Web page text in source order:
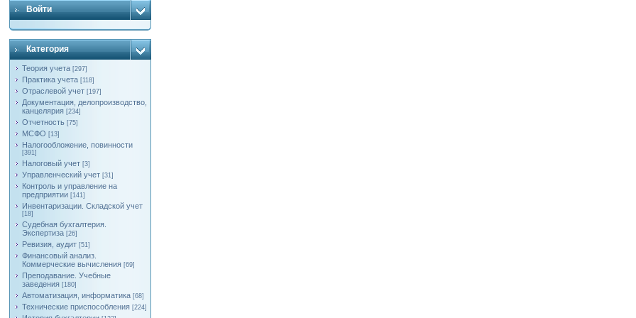
Войти
Категория
Теория учета [297]
Практика учета [118]
Отраслевой учет [197]
Документация, делопроизводство,
канцелярия [234]
Отчетность [75]
МСФО [13]
Налогообложение, повинности
[391]
Налоговый учет [3]
Управленческий учет [31]
Контроль и управление на
предприятии [141]
Инвентаризации. Складской учет
[18]
Судебная бухгалтерия.
Экспертиза [26]
Ревизия, аудит [51]
Финансовый анализ.
Коммерческие вычисления [69]
Преподавание. Учебные
заведения [180]
Автоматизация, информатика [68]
Технические приспособления [224]